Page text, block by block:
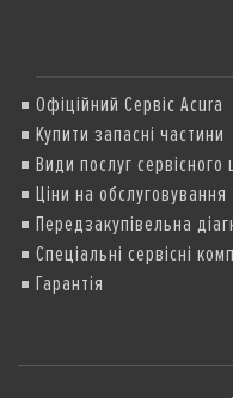
Офіційний Сервіс Acura
Купити запасні частини
Види послуг сервісного
Ціни на обслуговування
Передзакупівельна
Спеціальні сервісні
Гарантія